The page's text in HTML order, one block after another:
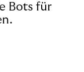
Bots für